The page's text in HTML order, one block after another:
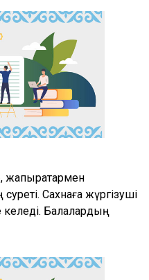
жапырақтармен
Сахнаға жүргізуші
келеді. Балалардың